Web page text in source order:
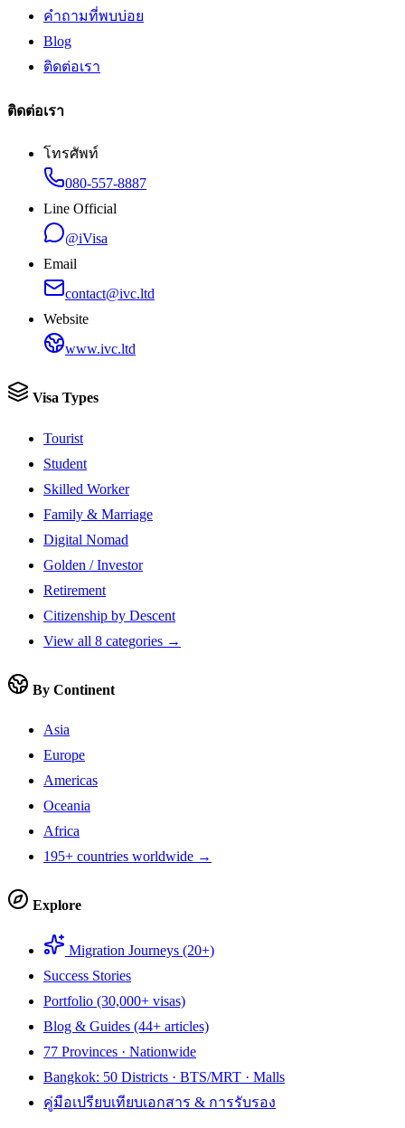
คำถามที่พบบ่อย
Blog
ติดต่อเรา
ติดต่อเรา
โทรศัพท์
080-557-8887
Line Official
@iVisa
Email
contact@ivc.ltd
Website
www.ivc.ltd
Visa Types
Tourist
Student
Skilled Worker
Family & Marriage
Digital Nomad
Golden / Investor
Retirement
Citizenship by Descent
View all 8 categories →
By Continent
Asia
Europe
Americas
Oceania
Africa
195+ countries worldwide →
Explore
Migration Journeys (20+)
Success Stories
Portfolio (30,000+ visas)
Blog & Guides (44+ articles)
77 Provinces · Nationwide
Bangkok: 50 Districts · BTS/MRT · Malls
คู่มือเปรียบเทียบเอกสาร & การรับรอง